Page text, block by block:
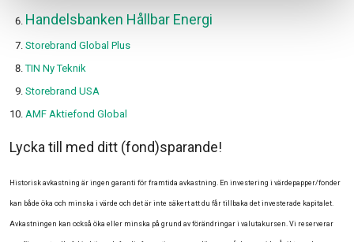
Handelsbanken Hållbar Energi
Storebrand Global Plus
TIN Ny Teknik
Storebrand USA
AMF Aktiefond Global
Lycka till med ditt (fond)sparande!
Historisk avkastning är ingen garanti för framtida avkastning. En investering i värdepapper/fonder
kan både öka och minska i värde och det är inte säkert att du får tillbaka det investerade kapitalet.
Avkastningen kan också öka eller minska på grund av förändringar i valutakursen. Vi reserverar